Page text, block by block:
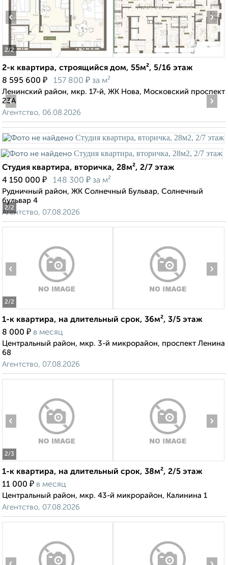
2/2
‹ ›
2-к квартира, строящийся дом, 55м², 5/16 этаж
8 595 600 ₽ 157 800 ₽ за м²
Ленинский район, мкр. 17-й, ЖК Нова, Московский проспект
23А
Агентство, 06.08.2026
2/2
‹ ›
Студия квартира, вторичка, 28м², 2/7 этаж
4 150 000 ₽ 148 300 ₽ за м²
Рудничный район, ЖК Солнечный Бульвар, Солнечный
бульвар 4
Агентство, 07.08.2026
2/2
‹ ›
1-к квартира, на длительный срок, 36м², 3/5 этаж
8 000 ₽ в месяц
Центральный район, мкр. 3-й микрорайон, проспект Ленина
68
Агентство, 07.08.2026
2/3
‹ ›
1-к квартира, на длительный срок, 38м², 2/5 этаж
11 000 ₽ в месяц
Центральный район, мкр. 43-й микрорайон, Калинина 1
Агентство, 07.08.2026